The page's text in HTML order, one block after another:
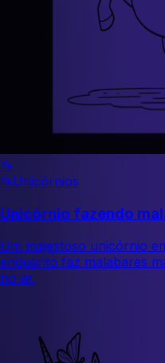
🦄
🦄Unicórnios
Unicórnio fazendo
Um majestoso unicórnio
enquanto faz malabares
no ar.